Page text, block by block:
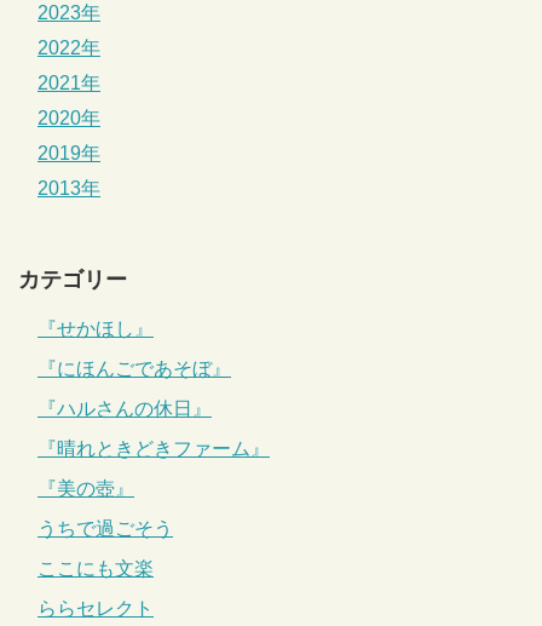
2023年
2022年
2021年
2020年
2019年
2013年
カテゴリー
『せかほし』
『にほんごであそぼ』
『ハルさんの休日』
『晴れときどきファーム』
『美の壺』
うちで過ごそう
ここにも文楽
ららセレクト